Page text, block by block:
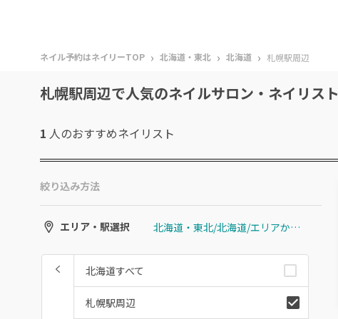
ネイル予約はネイリーTOP › 北海道・東北 › 北海道 › 札幌駅周辺
札幌駅周辺で人気のネイルサロン・ネイリスト
1 人のおすすめネイリスト
絞り込み方法
エリア・駅選択 北海道・東北/北海道/エリアから選ぶ/札幌駅周辺
北海道すべて
札幌駅周辺